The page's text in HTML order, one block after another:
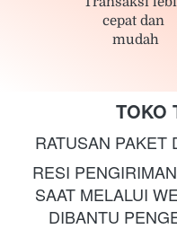
cepat dan
mudah
TOKO
RATUSAN PAKET
RESI
SAAT MELALUI
DIBANTU